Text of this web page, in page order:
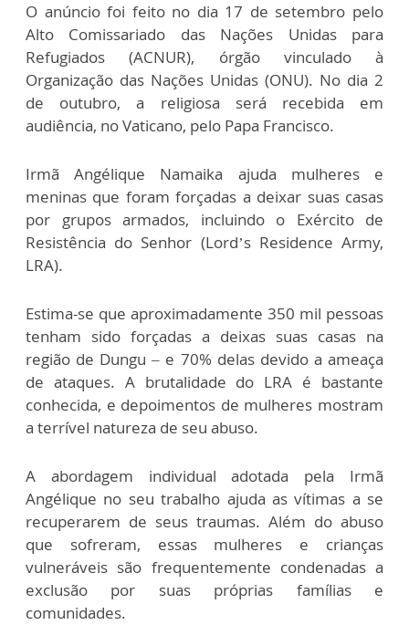
O anúncio foi feito no dia 17 de setembro pelo
Alto Comissariado das Nações Unidas para
Refugiados (ACNUR), órgão vinculado à
Organização das Nações Unidas (ONU). No dia 2
de outubro, a religiosa será recebida em
audiência, no Vaticano, pelo Papa Francisco.
Irmã Angélique Namaika ajuda mulheres e
meninas que foram forçadas a deixar suas casas
por grupos armados, incluindo o Exército de
Resistência do Senhor (Lord’s Residence Army,
LRA).
Estima-se que aproximadamente 350 mil pessoas
tenham sido forçadas a deixas suas casas na
região de Dungu – e 70% delas devido a ameaça
de ataques. A brutalidade do LRA é bastante
conhecida, e depoimentos de mulheres mostram
a terrível natureza de seu abuso.
A abordagem individual adotada pela Irmã
Angélique no seu trabalho ajuda as vítimas a se
recuperarem de seus traumas. Além do abuso
que sofreram, essas mulheres e crianças
vulneráveis ​​são frequentemente condenadas a
exclusão por suas próprias famílias e
comunidades.